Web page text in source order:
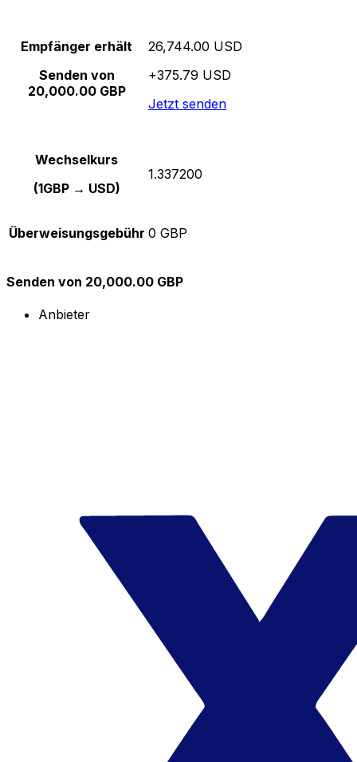
Empfänger erhält
Senden von
20,000.00 GBP
26,744.00 USD
+375.79 USD
Jetzt senden
Wechselkurs
(1GBP → USD)
1.337200
Überweisungsgebühr 0 GBP
Senden von 20,000.00 GBP
Anbieter